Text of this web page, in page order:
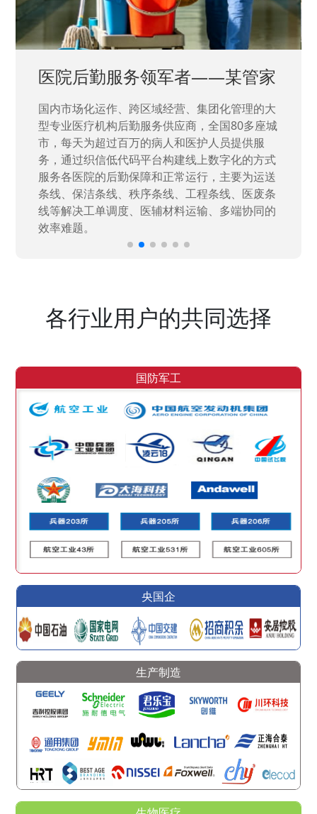
中国兵器工业集团——银光化学
国家“一五”期间156个重点项目之一。属于国家
高新技术企业，在信息化升级建设中，存在大
量“小、散、碎”的信息化需求，需要投入大量人
力资源进行开发，通过引入织信低代码平台，解
决当下遇到的各类业务难题，提升整体的IT研发
效率。
各行业用户的共同选择
国防军工
央国企
生产制造